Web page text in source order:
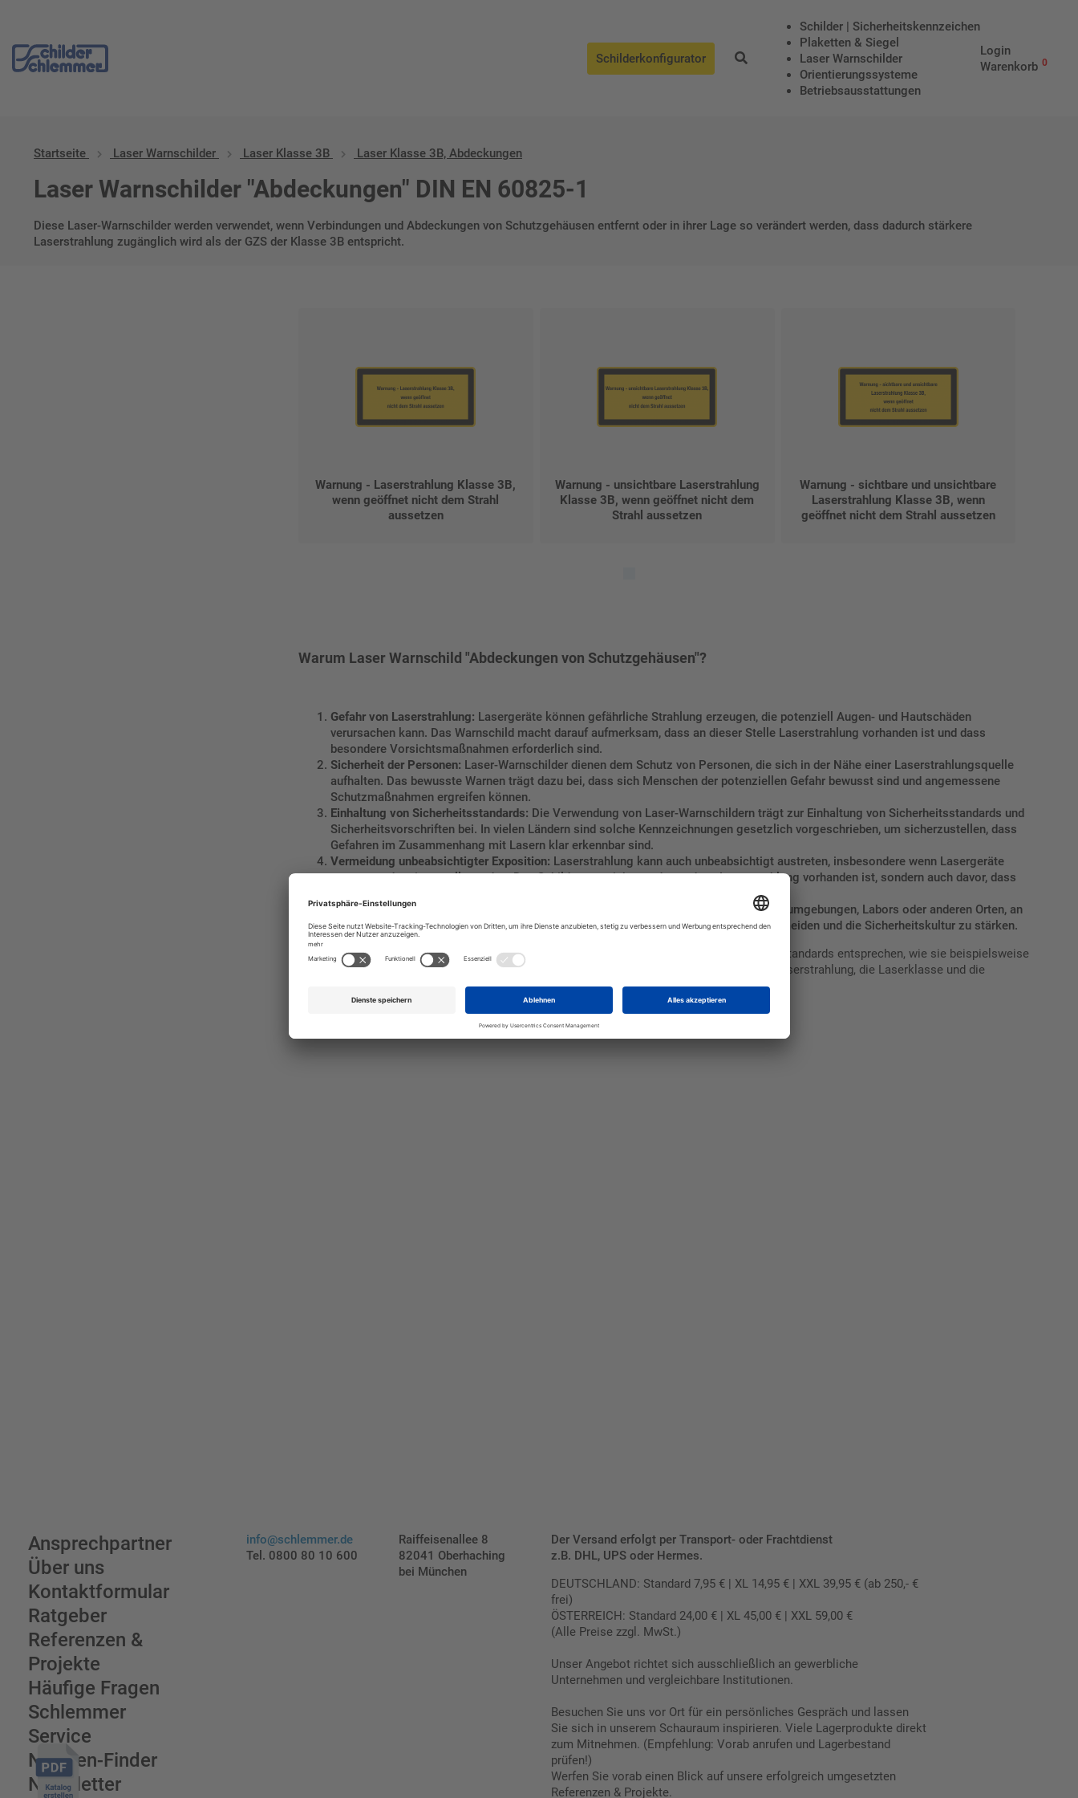
Schilderkonfigurator
Schilder | Sicherheitskennzeichen
Plaketten & Siegel
Laser Warnschilder
Orientierungssysteme
Betriebs­aus­stattungen
Login
Warenkorb 0
Startseite Laser Warnschilder Laser Klasse 3B Laser Klasse 3B, Abdeckungen
Laser Warnschilder "Abdeckungen" DIN EN 60825-1
Diese Laser-Warnschilder werden verwendet, wenn Verbindungen und Abdeckungen von Schutzgehäusen entfernt oder in ihrer Lage so verändert werden, dass dadurch stärkere
Laserstrahlung zugänglich wird als der GZS der Klasse 3B entspricht.
Warnung - Laserstrahlung Klasse 3B,
wenn geöffnet nicht dem Strahl
aussetzen
Warnung - unsichtbare Laserstrahlung
Klasse 3B, wenn geöffnet nicht dem
Strahl aussetzen
Warnung - sichtbare und unsichtbare
Laserstrahlung Klasse 3B, wenn
geöffnet nicht dem Strahl aussetzen
Warum Laser Warnschild "Abdeckungen von Schutzgehäusen"?
Gefahr von Laserstrahlung: Lasergeräte können gefährliche Strahlung erzeugen, die potenziell Augen- und Hautschäden
verursachen kann. Das Warnschild macht darauf aufmerksam, dass an dieser Stelle Laserstrahlung vorhanden ist und dass
besondere Vorsichtsmaßnahmen erforderlich sind.
Sicherheit der Personen: Laser-Warnschilder dienen dem Schutz von Personen, die sich in der Nähe einer Laserstrahlungsquelle
aufhalten. Das bewusste Warnen trägt dazu bei, dass sich Menschen der potenziellen Gefahr bewusst sind und angemessene
Schutzmaßnahmen ergreifen können.
Einhaltung von Sicherheitsstandards: Die Verwendung von Laser-Warnschildern trägt zur Einhaltung von Sicherheitsstandards und
Sicherheitsvorschriften bei. In vielen Ländern sind solche Kennzeichnungen gesetzlich vorgeschrieben, um sicherzustellen, dass
Gefahren im Zusammenhang mit Lasern klar erkennbar sind.
Vermeidung unbeabsichtigter Exposition: Laserstrahlung kann auch unbeabsichtigt austreten, insbesondere wenn Lasergeräte
gewartet oder eingestellt werden. Das Schild warnt nicht nur davor, dass Laserstrahlung vorhanden ist, sondern auch davor, dass
Klare Kommunikation:
Laser-Warnschilder sorgen für klare Kommunikation in Arbeitsumgebungen, Labors oder anderen Orten, an
denen Lasergeräte verwendet werden. Sie tragen dazu bei, Missverständnisse zu vermeiden und die Sicherheitskultur zu stärken.
Es ist wichtig sicherzustellen, dass solche Warnschilder den örtlichen und internationalen Standards entsprechen, wie sie beispielsweise
in der IEC 60825-1 festgelegt sind. Die korrekte Kennzeichnung ermöglicht es, die Art der Laserstrahlung, die Laserklasse und die
spezifischen Gefahren klar zu kommunizieren.
Ansprechpartner
Über uns
Kontaktformular
Ratgeber
Referenzen &
Projekte
Häufige Fragen
Schlemmer
Service
Normen-Finder
Newsletter
info@schlemmer.de
Tel. 0800 80 10 600
Raiffeisenallee 8
82041 Oberhaching
bei München
Der Versand erfolgt per Transport- oder Frachtdienst
z.B. DHL, UPS oder Hermes.
DEUTSCHLAND: Standard 7,95 € | XL 14,95 € | XXL 39,95 € (ab 250,- €
frei)
ÖSTERREICH: Standard 24,00 € | XL 45,00 € | XXL 59,00 €
(Alle Preise zzgl. MwSt.)
Unser Angebot richtet sich ausschließlich an gewerbliche
Unternehmen und vergleichbare Institutionen.
Besuchen Sie uns vor Ort für ein persönliches Gespräch und lassen
Sie sich in unserem Schauraum inspirieren. Viele Lagerprodukte direkt
zum Mitnehmen. (Empfehlung: Vorab anrufen und Lagerbestand
prüfen!)
Werfen Sie vorab einen Blick auf unsere erfolgreich umgesetzten
Referenzen & Projekte.